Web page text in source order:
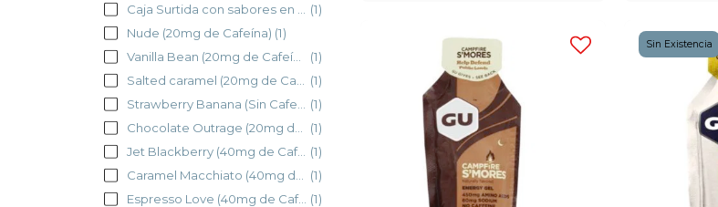
(1)
Nude (20mg de Cafeína) (1)
Vanilla Bean (20mg de Cafeína)
(1)
(1)
(1)
(1)
Jet Blackberry (40mg de Cafeína)
(1)
(1)
Espresso Love (40mg de Cafeína)
(1)
Sin Existencia